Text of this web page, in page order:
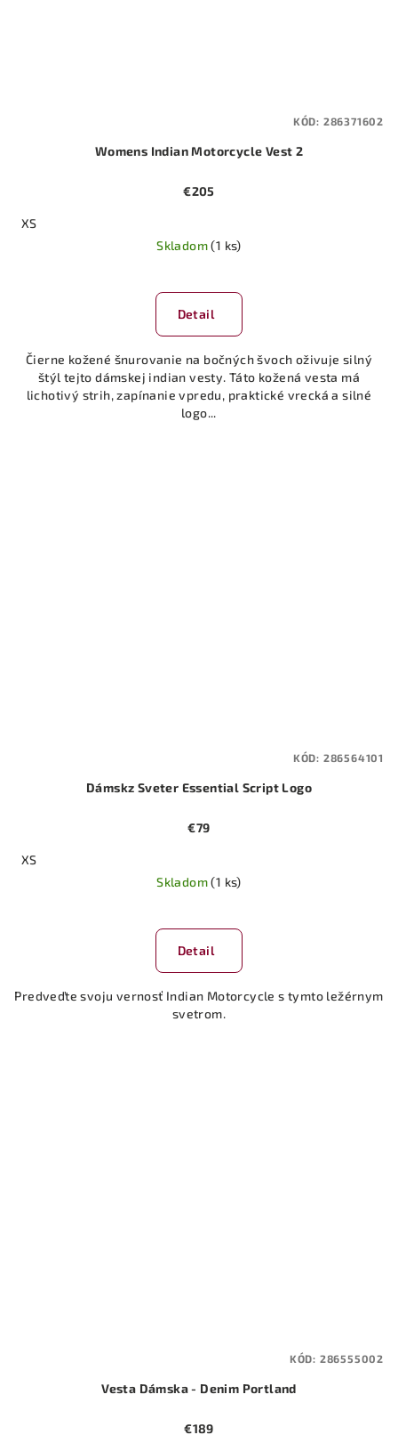
Womens Indian Motorcycle Vest 2
€205
XS
Skladom(1 ks)
Detail
Čierne kožené šnurovanie na bočných švoch oživuje silný
štýl tejto dámskej indian vesty. Táto kožená vesta má
lichotivý strih, zapínanie vpredu, praktické vrecká a silné
logo...
KÓD: 286371602
Dámskz Sveter Essential Script Logo
€79
XS
Skladom(1 ks)
Detail
Predveďte svoju vernosť Indian Motorcycle s tymto ležérnym
svetrom.
KÓD: 286564101
Vesta Dámska - Denim Portland
€189
KÓD: 286555002